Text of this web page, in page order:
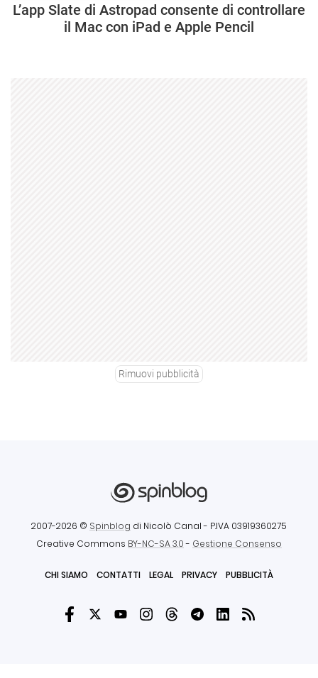
L’app Slate di Astropad consente di controllare
il Mac con iPad e Apple Pencil
Rimuovi pubblicità
2007-2026 © Spinblog di Nicolò Canal - P.IVA 03919360275
Creative Commons BY-NC-SA 3.0- Gestione Consenso
CHI SIAMO CONTATTI LEGAL PRIVACY PUBBLICITÀ